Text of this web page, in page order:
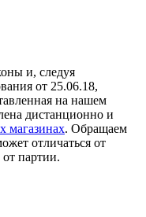
и, следуя
от 25.06.18,
на нашем
дистанционно и
магазинах. Обращаем
отличаться от
партии.